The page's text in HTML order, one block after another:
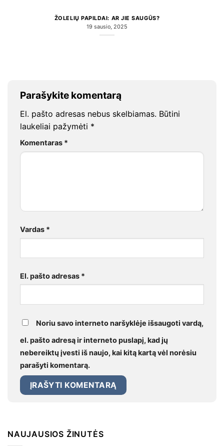
ŽOLELIŲ PAPILDAI: AR JIE SAUGŪS?
19 sausio, 2025
Parašykite komentarą
El. pašto adresas nebus skelbiamas. Būtini
laukeliai pažymėti *
Komentaras *
Vardas *
El. pašto adresas *
Noriu savo interneto naršyklėje išsaugoti vardą,
el. pašto adresą ir interneto puslapį, kad jų
nebereiktų įvesti iš naujo, kai kitą kartą vėl norėsiu
parašyti komentarą.
NAUJAUSIOS ŽINUTĖS